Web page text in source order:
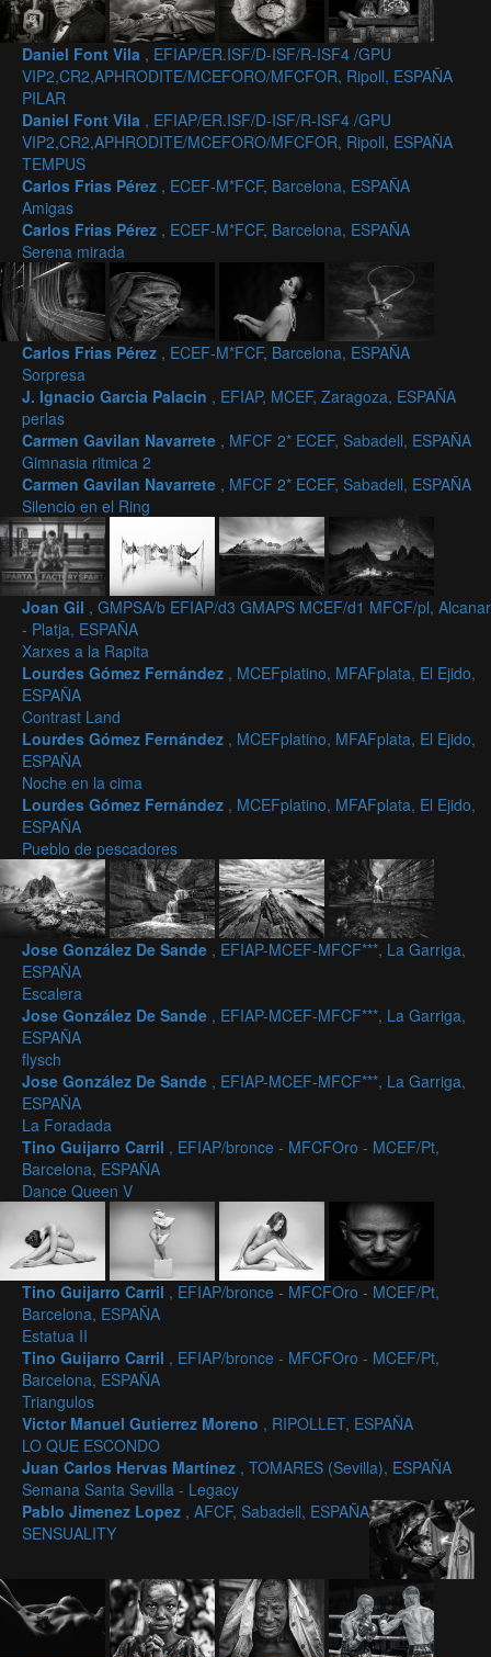
Daniel Font Vila , EFIAP/ER.ISF/D-ISF/R-ISF4 /GPU
VIP2,CR2,APHRODITE/MCEFORO/MFCFOR, Ripoll, ESPAÑA
PILAR
Daniel Font Vila , EFIAP/ER.ISF/D-ISF/R-ISF4 /GPU
VIP2,CR2,APHRODITE/MCEFORO/MFCFOR, Ripoll, ESPAÑA
TEMPUS
Carlos Frias Pérez , ECEF-M*FCF, Barcelona, ESPAÑA
Amigas
Carlos Frias Pérez , ECEF-M*FCF, Barcelona, ESPAÑA
Serena mirada
Carlos Frias Pérez , ECEF-M*FCF, Barcelona, ESPAÑA
Sorpresa
J. Ignacio Garcia Palacin , EFIAP, MCEF, Zaragoza, ESPAÑA
perlas
Carmen Gavilan Navarrete , MFCF 2* ECEF, Sabadell, ESPAÑA
Gimnasia ritmica 2
Carmen Gavilan Navarrete , MFCF 2* ECEF, Sabadell, ESPAÑA
Silencio en el Ring
Joan Gil , GMPSA/b EFIAP/d3 GMAPS MCEF/d1 MFCF/pl, Alcanar
- Platja, ESPAÑA
Xarxes a la Rapita
Lourdes Gómez Fernández , MCEFplatino, MFAFplata, El Ejido,
ESPAÑA
Contrast Land
Lourdes Gómez Fernández , MCEFplatino, MFAFplata, El Ejido,
ESPAÑA
Noche en la cima
Lourdes Gómez Fernández , MCEFplatino, MFAFplata, El Ejido,
ESPAÑA
Pueblo de pescadores
Jose González De Sande , EFIAP-MCEF-MFCF***, La Garriga,
ESPAÑA
Escalera
Jose González De Sande , EFIAP-MCEF-MFCF***, La Garriga,
ESPAÑA
flysch
Jose González De Sande , EFIAP-MCEF-MFCF***, La Garriga,
ESPAÑA
La Foradada
Tino Guijarro Carril , EFIAP/bronce - MFCFOro - MCEF/Pt,
Barcelona, ESPAÑA
Dance Queen V
Tino Guijarro Carril , EFIAP/bronce - MFCFOro - MCEF/Pt,
Barcelona, ESPAÑA
Estatua II
Tino Guijarro Carril , EFIAP/bronce - MFCFOro - MCEF/Pt,
Barcelona, ESPAÑA
Triangulos
Victor Manuel Gutierrez Moreno , RIPOLLET, ESPAÑA
LO QUE ESCONDO
Juan Carlos Hervas Martínez , TOMARES (Sevilla), ESPAÑA
Semana Santa Sevilla - Legacy
Pablo Jimenez Lopez , AFCF, Sabadell, ESPAÑA
SENSUALITY